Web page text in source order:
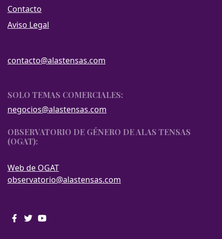
Contacto
Aviso Legal
contacto@alastensas.com
SOLO TEMAS COMERCIALES:
negocios@alastensas.com
OBSERVATORIO DE GÉNERO DE ALAS TENSAS
(OGAT):
Web de OGAT
observatorio@alastensas.com